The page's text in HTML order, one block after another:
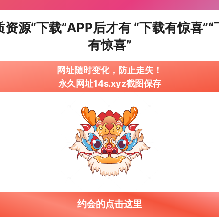
资源“下载”APP后才有 “下载有惊喜”“
有惊喜”
网址随时变化，防止走失！
永久网址14s.xyz截图保存
约会的点击这里